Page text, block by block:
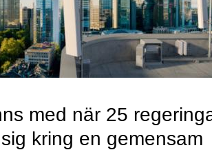
med när 25
kring en gemensam